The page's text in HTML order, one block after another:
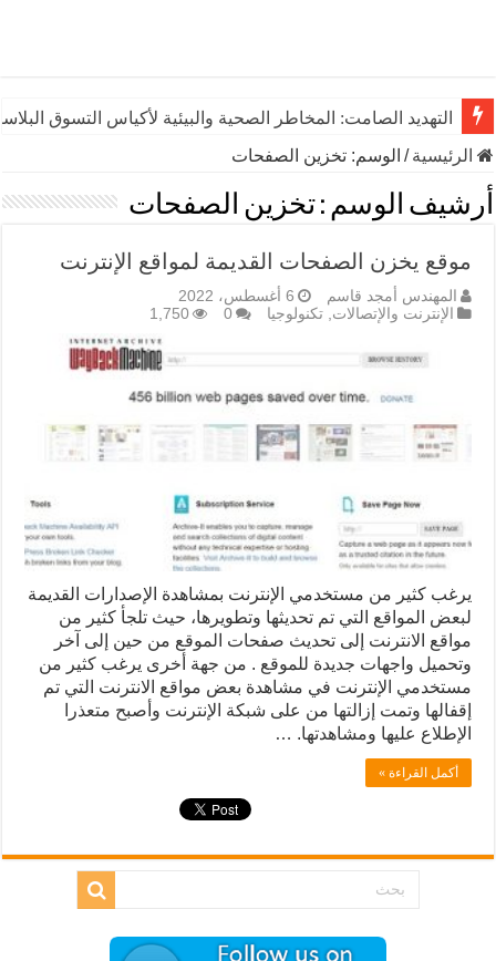
التهديد الصامت: المخاطر الصحية والبيئية لأكياس التسوق
الرئيسية/ الوسم: تخزين الصفحات
أرشيف الوسم :تخزين الصفحات
موقع يخزن الصفحات القديمة لمواقع الإنترنت
المهندس أمجد قاسم
6 أغسطس، 2022
الإنترنت والإتصالات, تكنولوجيا 0
1,750
يرغب كثير من مستخدمي الإنترنت بمشاهدة الإصدارات القديمة
لبعض المواقع التي تم تحديثها وتطويرها، حيث تلجأ كثير من
مواقع الانترنت إلى تحديث صفحات الموقع من حين إلى آخر
وتحميل واجهات جديدة للموقع . من جهة أخرى يرغب كثير من
مستخدمي الإنترنت في مشاهدة بعض مواقع الانترنت التي تم
إقفالها وتمت إزالتها من على شبكة الإنترنت وأصبح متعذرا
الإطلاع عليها ومشاهدتها. …
أكمل القراءة »